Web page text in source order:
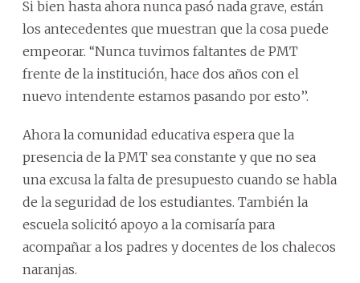
Si bien hasta ahora nunca pasó nada grave, están
los antecedentes que muestran que la cosa puede
empeorar. ‘‘Nunca tuvimos faltantes de PMT
frente de la institución, hace dos años con el
nuevo intendente estamos pasando por esto’’.
Ahora la comunidad educativa espera que la
presencia de la PMT sea constante y que no sea
una excusa la falta de presupuesto cuando se habla
de la seguridad de los estudiantes. También la
escuela solicitó apoyo a la comisaría para
acompañar a los padres y docentes de los chalecos
naranjas.